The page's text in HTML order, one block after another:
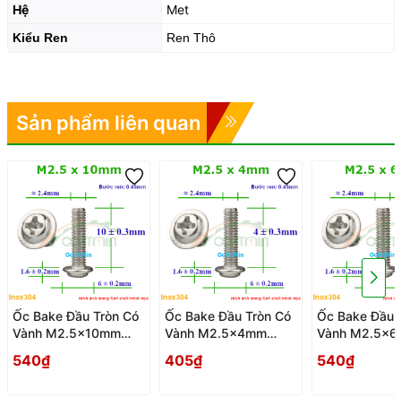
Hệ
Met
Kiểu Ren Ren Thô
Sản phẩm liên quan
Ốc Bake Đầu Tròn Có
Vành M2.5x10mm
Dau Tron Co Vanh
540₫
Ốc Bake Đầu Tròn Có
Vành M2.5x4mm
Dau Tron Co Vanh
405₫
Ốc Bake Đầu
Vành
Dau Tron Co
540₫